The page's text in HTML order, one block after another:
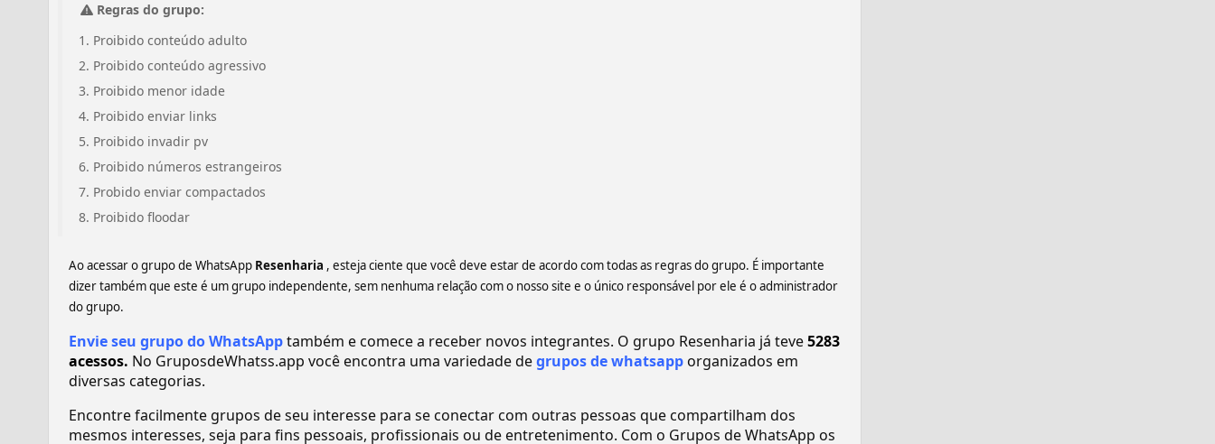
Regras do grupo:
Proibido conteúdo adulto
Proibido conteúdo agressivo
Proibido menor idade
Proibido enviar links
Proibido invadir pv
Proibido números estrangeiros
Probido enviar compactados
Proibido floodar
Ao acessar o grupo de WhatsApp Resenharia , esteja ciente que você deve estar de acordo com todas as regras do grupo. É importante
dizer também que este é um grupo independente, sem nenhuma relação com o nosso site e o único responsável por ele é o administrador
do grupo.
Envie seu grupo do WhatsApptambém e comece a receber novos integrantes. O grupo Resenharia já teve5283
acessos. No GruposdeWhatss.app você encontra uma variedade degrupos de whatsapporganizados em
diversas categorias.
Encontre facilmente grupos de seu interesse para se conectar com outras pessoas que compartilham dos
mesmos interesses, seja para fins pessoais, profissionais ou de entretenimento. Com o Grupos de WhatsApp os